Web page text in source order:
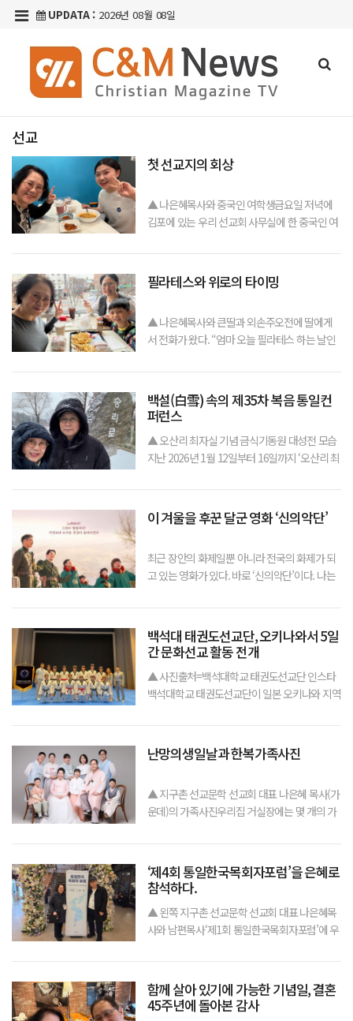
UPDATA : 2026년 08월 08일
선교
첫 선교지의 회상
▲ 나은혜목사와 중국인 여학생금요일 저녁에
김포에 있는 우리 선교회 사무실에 한 중국인 여
한참 동안 하더니 그로부터 소개받은 여학생이
다. 그 학생은 고려대에서 한국어과정 석사과정
필라테스와 위로의 타이밍
▲ 나은혜목사와 큰딸과 외손주오전에 딸에게
서 전화가 왔다. “엄마 오늘 필라테스 하는 날인
“지금이라도 오시면 30분은 하실 수 있으니까
얼른 오세요.” 나는 지난 달부터
백설(白雪) 속의 제35차 복음 통일컨
퍼런스
▲ 오산리 최자실 기념 금식기동원 대성전 모습
지난 2026년 1월 12일부터 16일까지 ‘오산리 최
<분단 81주년 ‘내 민족을 내게 주소서’> 라는 강
단 측면에 붙
이 겨울을 후꾼 달군 영화 ‘신의악단’
최근 장안의 화제일뿐 아니라 전국의 화제가 되
고 있는 영화가 있다. 바로 ‘신의악단’이다. 나는
함께 보았다. 보통 조조 상영하는 영화는 대여섯
명 정도가 보거나 한명도 없을때
백석대 태권도선교단, 오키나와서 5일
간 문화선교 활동 전개
▲ 사진출처=백석대학교 태권도선교단 인스타
백석대학교 태권도선교단이 일본 오키나와 지역
5일간 진행됐다.이번 사역은 태권도를 매개로 신
앙 메시지와 문화적 요소를 결합한 기독교
난망의생일날과 한복가족사진
▲ 지구촌 선교문학 선교회 대표 나은혜 목사(가
운데)의 가족사진우리집 거실장에는 몇 개의 가
은 첫아들을 낳아 백일을 맞았을 때 찍은 사진이
다. 두식구로 시작해서 세식구가 된
‘제4회 통일한국목회자포럼’을 은혜로
참석하다.
▲ 왼쪽 지구촌 선교문학 선교회 대표 나은혜목
사와 남편목사‘제1회 통일한국목회자포럼’에 우
는 ‘통일한국목회자포럼’에 나는 참석을 못할 수
도 있었다. 우리 교회에 해결해야 할 아
함께 살아 있기에 가능한 기념일, 결혼
45주년에 돌아본 감사